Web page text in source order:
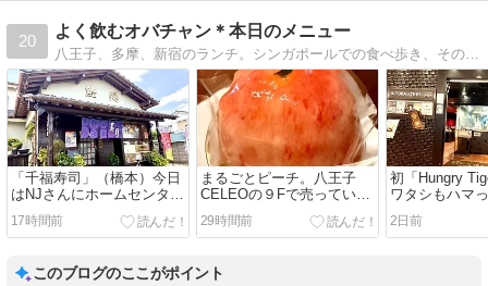
20
よく飲むオバチャン＊本日のメニュー
八王子、多摩、新宿のランチ。シンガポールでの食べ歩き、その他ときどきその他の海外旅行での飲食をアップしてます！！よく飲みます^^;。
「千福寿司」（橋本）今日
はNJさんにホームセンター
とワークマンへ連れてって
もらったの
17時間前
まるごとピーチ。八王子
CELEOの９Fで売っていた
29時間前
初「Hungry
ワタシもハマ
り？（横浜モ
2日前
このブログのここがポイント